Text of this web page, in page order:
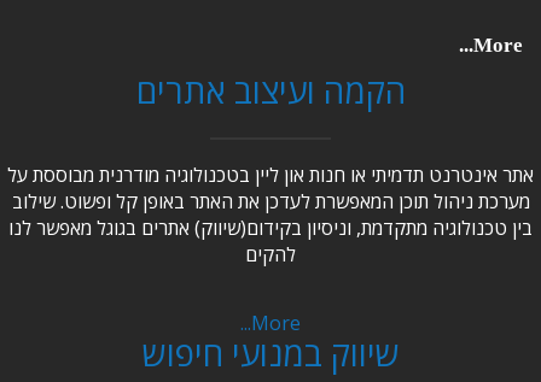
More...
הקמה ועיצוב אתרים
אתר אינטרנט תדמיתי או חנות און ליין בטכנולוגיה מודרנית מבוססת על
מערכת ניהול תוכן המאפשרת לעדכן את האתר באופן קל ופשוט. שילוב
בין טכנולוגיה מתקדמת, וניסיון בקידום(שיווק) אתרים בגוגל מאפשר לנו
להקים
More...
שיווק במנועי חיפוש